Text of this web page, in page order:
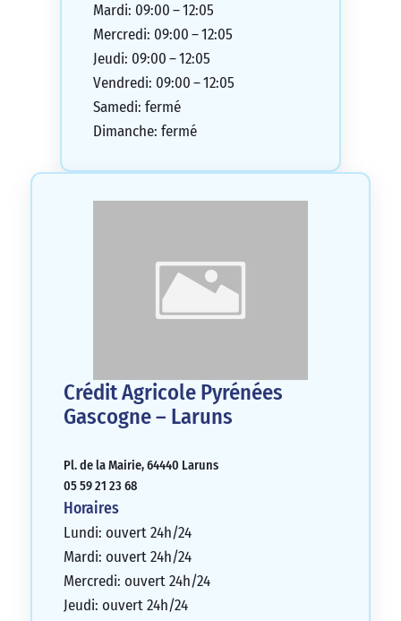
Mardi: 09:00 – 12:05
Mercredi: 09:00 – 12:05
Jeudi: 09:00 – 12:05
Vendredi: 09:00 – 12:05
Samedi: fermé
Dimanche: fermé
Crédit Agricole Pyrénées
Gascogne – Laruns
Pl. de la Mairie, 64440 Laruns
05 59 21 23 68
Horaires
Lundi: ouvert 24h/24
Mardi: ouvert 24h/24
Mercredi: ouvert 24h/24
Jeudi: ouvert 24h/24